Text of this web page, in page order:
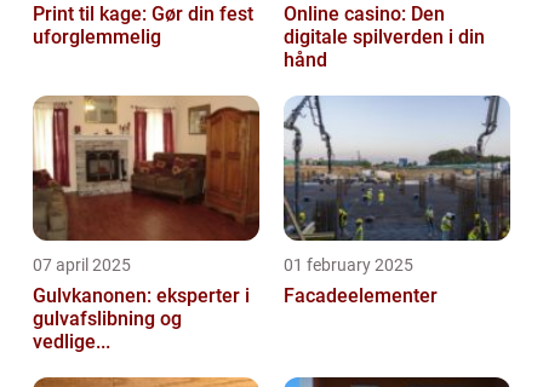
Print til kage: Gør din fest
uforglemmelig
Online casino: Den
digitale spilverden i din
hånd
07 april 2025
Gulvkanonen: eksperter i
gulvafslibning og
vedlige...
01 february 2025
Facadeelementer